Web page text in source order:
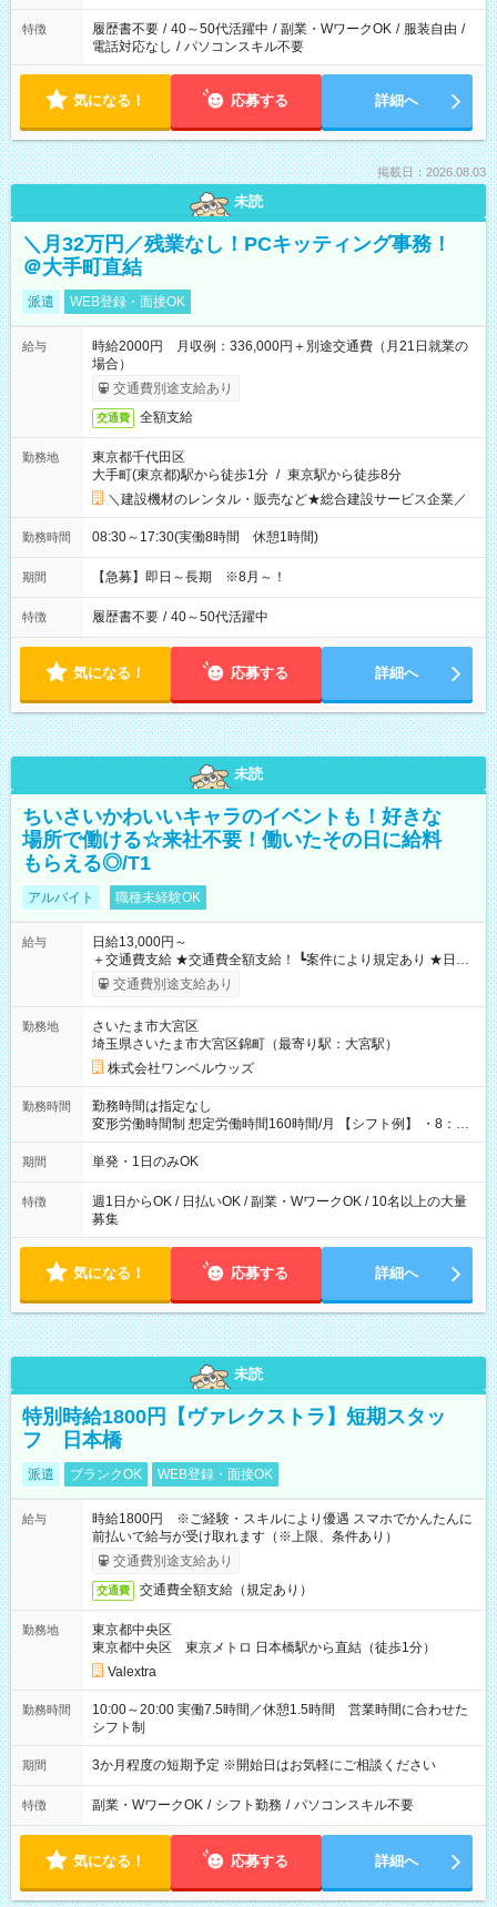
特徴 履歴書不要 / 40～50代活躍中 / 副業・WワークOK / 服装自由 /
電話対応なし / パソコンスキル不要
気になる！ 応募する 詳細へ
掲載日：2026.08.03
未読
＼月32万円／残業なし！PCキッティング事務！
＠大手町直結
派遣 WEB登録・面接OK
給与
時給2000円 月収例：336,000円＋別途交通費（月21日就業の
場合）
交通費別途支給あり
交通費 全額支給
勤務地
東京都千代田区
大手町(東京都)駅から徒歩1分 / 東京駅から徒歩8分
＼建設機材のレンタル・販売など★総合建設サービス企業／
勤務時間 08:30～17:30(実働8時間 休憩1時間)
期間 【急募】即日～長期 ※8月～！
特徴 履歴書不要 / 40～50代活躍中
気になる！ 応募する 詳細へ
未読
ちいさいかわいいキャラのイベントも！好きな
場所で働ける☆来社不要！働いたその日に給料
もらえる◎/T1
アルバイト 職種未経験OK
給与
日給13,000円～
＋交通費支給 ★交通費全額支給！ ┗案件により規定あり ★日払
いOK！（規定あり） ┗働いたその日に現金GET♪ お仕事後はコ
ンビニATMから 日払い分を引き落とせます！ 【試用期間】試
交通費別途支給あり
勤務地
さいたま市大宮区
埼玉県さいたま市大宮区錦町（最寄り駅：大宮駅）
株式会社ワンベルウッズ
勤務時間
勤務時間は指定なし
変形労働時間制 想定労働時間160時間/月 【シフト例】 ・8：00
～21：00
期間 単発・1日のみOK
特徴
週1日からOK / 日払いOK / 副業・WワークOK / 10名以上の大量
募集
気になる！ 応募する 詳細へ
未読
特別時給1800円【ヴァレクストラ】短期スタッ
フ 日本橋
派遣 ブランクOK WEB登録・面接OK
給与
時給1800円 ※ご経験・スキルにより優遇 スマホでかんたんに
前払いで給与が受け取れます（※上限、条件あり）
交通費別途支給あり
交通費 交通費全額支給（規定あり）
勤務地
東京都中央区
東京都中央区 東京メトロ 日本橋駅から直結（徒歩1分）
Valextra
勤務時間
10:00～20:00 実働7.5時間／休憩1.5時間 営業時間に合わせた
シフト制
期間 3か月程度の短期予定 ※開始日はお気軽にご相談ください
特徴 副業・WワークOK / シフト勤務 / パソコンスキル不要
気になる！ 応募する 詳細へ